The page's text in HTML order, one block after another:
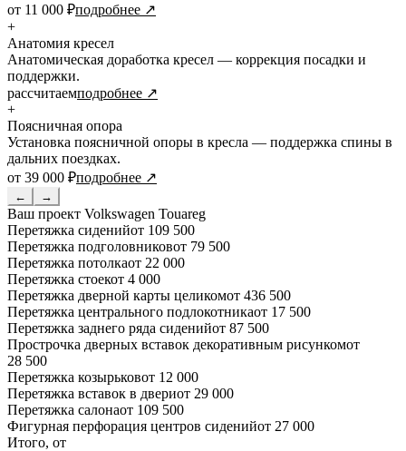
от 11 000 ₽подробнее ↗
+
Анатомия кресел
Анатомическая доработка кресел — коррекция посадки и
поддержки.
рассчитаемподробнее ↗
+
Поясничная опора
Установка поясничной опоры в кресла — поддержка спины в
дальних поездках.
от 39 000 ₽подробнее ↗
← →
Ваш проект Volkswagen Touareg
Перетяжка сиденийот 109 500
Перетяжка подголовниковот 79 500
Перетяжка потолкаот 22 000
Перетяжка стоекот 4 000
Перетяжка дверной карты целикомот 436 500
Перетяжка центрального подлокотникаот 17 500
Перетяжка заднего ряда сиденийот 87 500
Прострочка дверных вставок декоративным рисункомот
28 500
Перетяжка козырьковот 12 000
Перетяжка вставок в двериот 29 000
Перетяжка салонаот 109 500
Фигурная перфорация центров сиденийот 27 000
Итого, от